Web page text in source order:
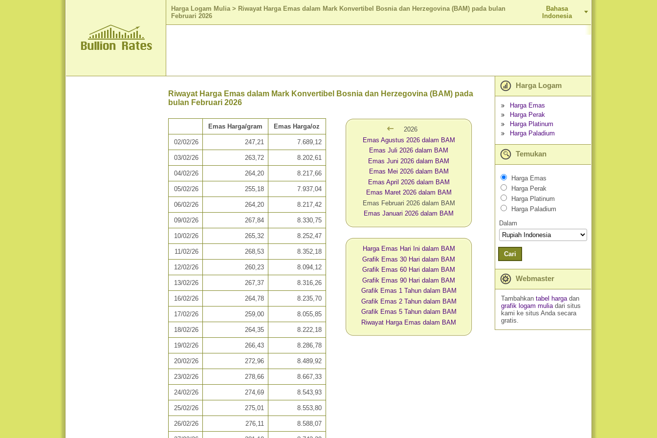
Harga Logam Mulia > Riwayat Harga Emas dalam Mark Konvertibel Bosnia dan Herzegovina (BAM) pada bulan
Februari 2026
Bahasa
Indonesia
Riwayat Harga Emas dalam Mark Konvertibel Bosnia dan Herzegovina (BAM) pada
bulan Februari 2026
Emas Harga/gram Emas Harga/oz
02/02/26 247,21 7.689,12
03/02/26 263,72 8.202,61
04/02/26 264,20 8.217,66
05/02/26 255,18 7.937,04
06/02/26 264,20 8.217,42
09/02/26 267,84 8.330,75
10/02/26 265,32 8.252,47
11/02/26 268,53 8.352,18
12/02/26 260,23 8.094,12
13/02/26 267,37 8.316,26
16/02/26 264,78 8.235,70
17/02/26 259,00 8.055,85
18/02/26 264,35 8.222,18
19/02/26 266,43 8.286,78
20/02/26 272,96 8.489,92
23/02/26 278,66 8.667,33
24/02/26 274,69 8.543,93
25/02/26 275,01 8.553,80
26/02/26 276,11 8.588,07
2026
Emas Agustus 2026 dalam BAM
Emas Juli 2026 dalam BAM
Emas Juni 2026 dalam BAM
Emas Mei 2026 dalam BAM
Emas April 2026 dalam BAM
Emas Maret 2026 dalam BAM
Emas Februari 2026 dalam BAM
Emas Januari 2026 dalam BAM
Harga Emas Hari Ini dalam BAM
Grafik Emas 30 Hari dalam BAM
Grafik Emas 60 Hari dalam BAM
Grafik Emas 90 Hari dalam BAM
Grafik Emas 1 Tahun dalam BAM
Grafik Emas 2 Tahun dalam BAM
Grafik Emas 5 Tahun dalam BAM
Riwayat Harga Emas dalam BAM
Harga Logam
Harga Emas
Harga Perak
Harga Platinum
Harga Paladium
Temukan
Harga Emas
Harga Perak
Harga Platinum
Harga Paladium
Dalam
Cari
Webmaster
Tambahkan tabel hargadan
grafik logam muliadari situs
kami ke situs Anda secara
gratis.